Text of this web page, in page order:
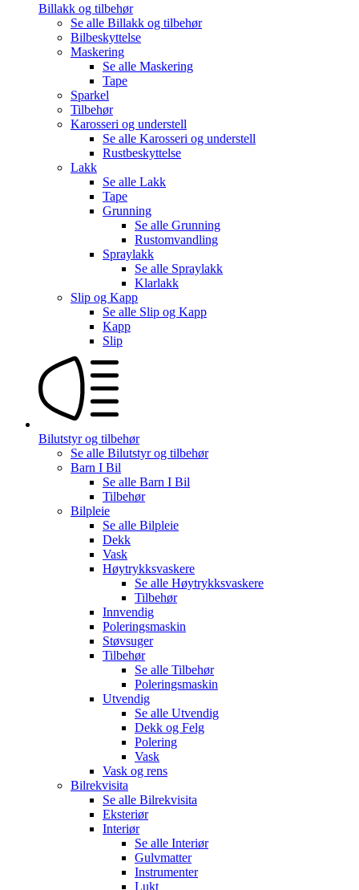
Billakk og tilbehør
Se alle Billakk og tilbehør
Bilbeskyttelse
Maskering
Se alle Maskering
Tape
Sparkel
Tilbehør
Karosseri og understell
Se alle Karosseri og understell
Rustbeskyttelse
Lakk
Se alle Lakk
Tape
Grunning
Se alle Grunning
Rustomvandling
Spraylakk
Se alle Spraylakk
Klarlakk
Slip og Kapp
Se alle Slip og Kapp
Kapp
Slip
Bilutstyr og tilbehør
Se alle Bilutstyr og tilbehør
Barn I Bil
Se alle Barn I Bil
Tilbehør
Bilpleie
Se alle Bilpleie
Dekk
Vask
Høytrykksvaskere
Se alle Høytrykksvaskere
Tilbehør
Innvendig
Poleringsmaskin
Støvsuger
Tilbehør
Se alle Tilbehør
Poleringsmaskin
Utvendig
Se alle Utvendig
Dekk og Felg
Polering
Vask
Vask og rens
Bilrekvisita
Se alle Bilrekvisita
Eksteriør
Interiør
Se alle Interiør
Gulvmatter
Instrumenter
Lukt